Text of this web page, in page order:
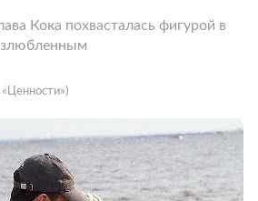
Кока похвасталась фигурой в